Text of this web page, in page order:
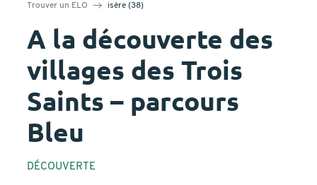
Trouver un ELO isère (38)
A la découverte des
villages des Trois
Saints – parcours
Bleu
DÉCOUVERTE